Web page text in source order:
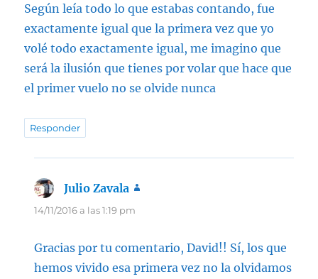
Según leía todo lo que estabas contando, fue
exactamente igual que la primera vez que yo
volé todo exactamente igual, me imagino que
será la ilusión que tienes por volar que hace que
el primer vuelo no se olvide nunca
Responder
Julio Zavala
14/11/2016 a las 1:19 pm
Gracias por tu comentario, David!! Sí, los que
hemos vivido esa primera vez no la olvidamos